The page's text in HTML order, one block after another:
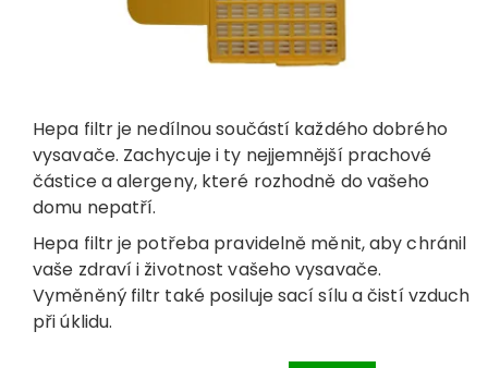
Hepa filtr je nedílnou součástí každého dobrého
vysavače. Zachycuje i ty nejjemnější prachové
částice a alergeny, které rozhodně do vašeho
domu nepatří.
Hepa filtr je potřeba pravidelně měnit, aby chránil
vaše zdraví i životnost vašeho vysavače.
Vyměněný filtr také posiluje sací sílu a čistí vzduch
při úklidu.